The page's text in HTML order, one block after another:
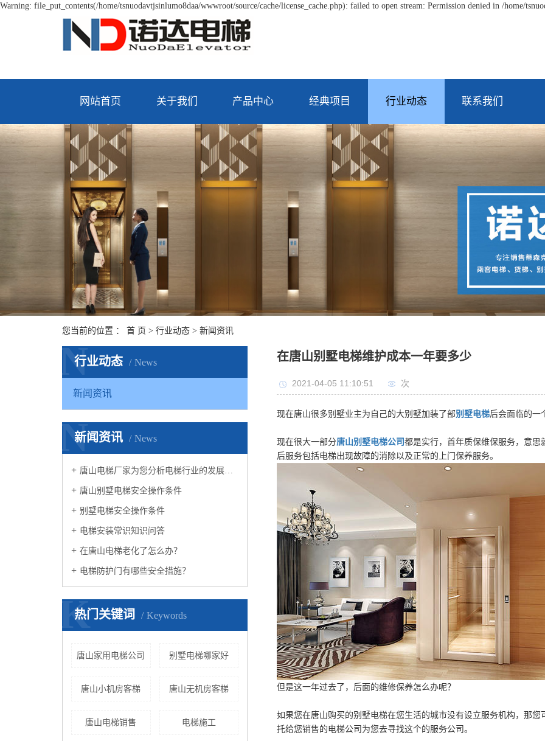
Warning: file_put_contents(/home/tsnuodavtjsinlumo8daa/wwwroot/source/cache/license_cache.php): failed to open stream: Permission denied in /home/
网站首页 关于我们 产品中心 经典项目 行业动态 联系我们
您当前的位置 ： 首 页 > 行业动态 > 新闻资讯
行业动态 News
N
新闻资讯
新闻资讯 News
N
唐山电梯厂家为您分析电梯行业的发展趋势
唐山别墅电梯安全操作条件
别墅电梯安全操作条件
电梯安装常识知识问答
在唐山电梯老化了怎么办？
电梯防护门有哪些安全措施？
热门关键词 Keywords
K
唐山家用电梯公司 别墅电梯哪家好
唐山小机房客梯 唐山无机房客梯
唐山电梯销售 电梯施工
在唐山别墅电梯维护成本一年要多少
2021-04-05 11:10:51 次
现在唐山很多别墅业主为自己的大别墅加装了部别墅电梯后会面临的一
现在很大一部分唐山别墅电梯公司 都是实行，首年质保维保服务，意思
后服务包括电梯出现故障的消除以及正常的上门保养服务。
但是这一年过去了，后面的维修保养怎么办呢？
如果您在唐山购买的别墅电梯在您生活的城市没有设立服务机构，那
托给您销售的电梯公司为您去寻找这个的服务公司。